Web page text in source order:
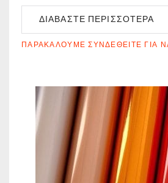
ΔΙΑΒΆΣΤΕ ΠΕΡΙΣΣΌΤΕΡΑ
ΠΑΡΑΚΑΛΟΎΜΕ ΣΥΝΔΕΘΕΊΤΕ ΓΙΑ